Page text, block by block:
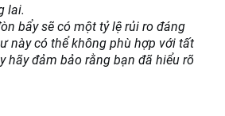
lai.
bẩy sẽ có một tỷ lệ rủi ro đáng
này có thể không phù hợp với tất
hãy đảm bảo rằng bạn đã hiểu rõ